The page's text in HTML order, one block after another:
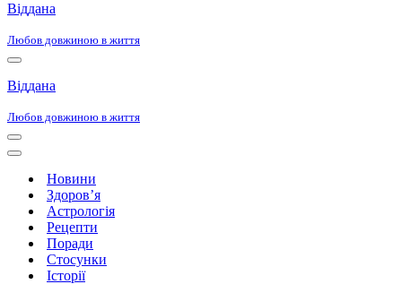
Віддана
Любов довжиною в життя
Меню
навігації
Віддана
Любов довжиною в життя
Меню
навігації
Меню
навігаціїНовини
Здоров’я
Астрологія
Рецепти
Поради
Стосунки
Історії